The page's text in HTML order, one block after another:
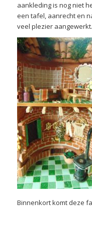
aankleding is nog niet
een tafel, aanrecht en
veel plezier
Binnenkort komt deze